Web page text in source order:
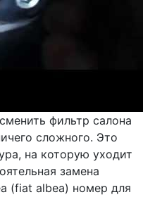
фильтр салона
сложного. Это
на которую уходит
замена
(fiat albea) номер для